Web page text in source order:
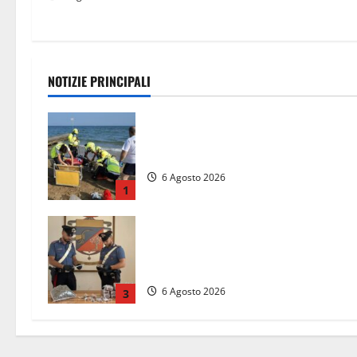
NOTIZIE PRINCIPALI
1
6 Agosto 2026
3 6 Agosto 2026